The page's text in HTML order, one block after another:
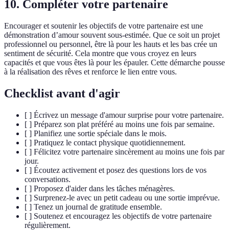
10. Compléter votre partenaire
Encourager et soutenir les objectifs de votre partenaire est une
démonstration d’amour souvent sous-estimée. Que ce soit un projet
professionnel ou personnel, être là pour les hauts et les bas crée un
sentiment de sécurité. Cela montre que vous croyez en leurs
capacités et que vous êtes là pour les épauler. Cette démarche pousse
à la réalisation des rêves et renforce le lien entre vous.
Checklist avant d'agir
[ ] Écrivez un message d'amour surprise pour votre partenaire.
[ ] Préparez son plat préféré au moins une fois par semaine.
[ ] Planifiez une sortie spéciale dans le mois.
[ ] Pratiquez le contact physique quotidiennement.
[ ] Félicitez votre partenaire sincèrement au moins une fois par
jour.
[ ] Écoutez activement et posez des questions lors de vos
conversations.
[ ] Proposez d'aider dans les tâches ménagères.
[ ] Surprenez-le avec un petit cadeau ou une sortie imprévue.
[ ] Tenez un journal de gratitude ensemble.
[ ] Soutenez et encouragez les objectifs de votre partenaire
régulièrement.